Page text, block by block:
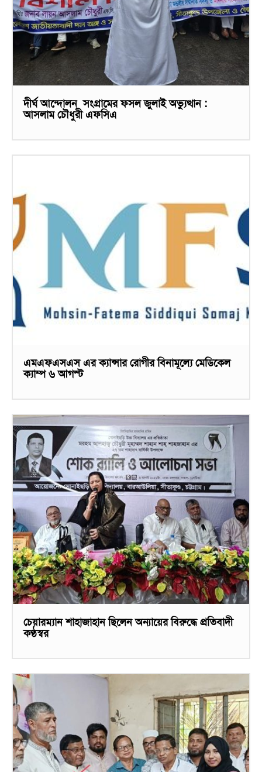
দীর্ঘ আন্দোলন সংগ্রামের ফসল জুলাই অভ্যুত্থান :
আসলাম চৌধুরী এফসিএ
এমএফএসএস এর ক্যান্সার রোগীর বিনামূল্যে মেডিকেল
ক্যাম্প ৬ আগস্ট
চেয়ারম্যান শাহাজাহান ছিলেন অন্যায়ের বিরুদ্ধে প্রতিবাদী
কণ্ঠস্বর